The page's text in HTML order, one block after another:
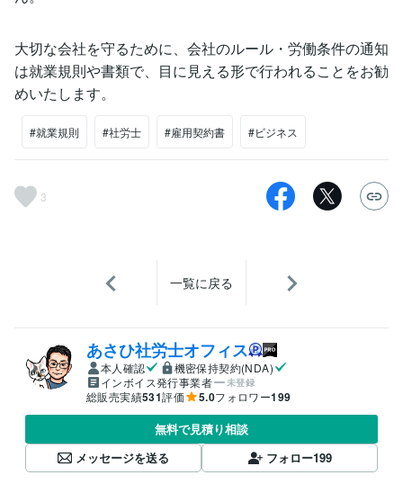
大切な会社を守るために、会社のルール・労働条件の通知
は就業規則や書類で、目に見える形で行われることをお勧
めいたします。
#就業規則 #社労士 #雇用契約書 #ビジネス
3
一覧に戻る
あさひ社労士オフィス
本人確認
機密保持契約(NDA)
インボイス発行事業者
未登録
総販売実績531評価 5.0フォロワー199
無料で見積り相談
メッセージを送る
フォロー199